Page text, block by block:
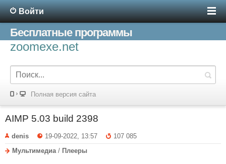
Войти
Бесплатные программы
zoomexe.net
Полная версия сайта
AIMP 5.03 build 2398
denis 19-09-2022, 13:57
107 085
Мультимедиа / Плееры